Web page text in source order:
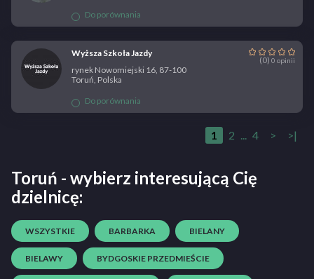
Do porównania
Wyższa Szkoła Jazdy
(0) 0 opinii
rynek Nowomiejski 16, 87-100
Toruń, Polska
Do porównania
1 2 ... 4 > >|
Toruń - wybierz interesującą Cię
dzielnicę:
WSZYSTKIE BARBARKA BIELANY
BIELAWY BYDGOSKIE PRZEDMIEŚCIE